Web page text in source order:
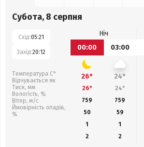
Субота, 8 серпня
Схід:05:21
Захід:20:12
Температура С°
Відчувається як
Тиск, мм
Вологість, %
Вітер, м/с
Ймовірність опадів,
%
Ніч
00:00
03:00
26° 24°
26° 24°
759
759
50
59
1
1
2
2